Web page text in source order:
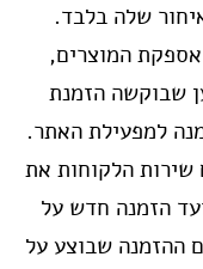
שלה בלבד.
המוצרים,
שבוקשה הזמנת
למפעילת האתר.
הלקוחות את
הזמנה חדש על
ההזמנה שבוצע על